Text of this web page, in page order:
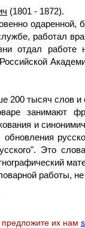
(1801 - 1872).
одаренной,
работал
отдал работе
тысяч слов и
занимают
и
Это
работы, не
предложите их нам